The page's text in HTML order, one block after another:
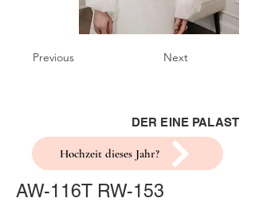
Previous Next
DER EINE PALAST
Hochzeit dieses Jahr?
AW-116T RW-153